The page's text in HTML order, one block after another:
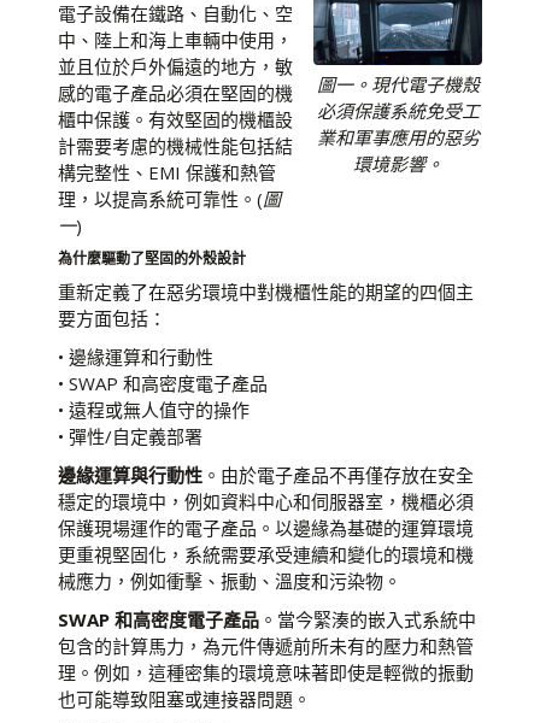
圖一。現代電子機殼
必須保護系統免受工
業和軍事應用的惡劣
環境影響。
電子設備在鐵路、自動化、空
中、陸上和海上車輛中使用，
並且位於戶外偏遠的地方，敏
感的電子產品必須在堅固的機
櫃中保護。有效堅固的機櫃設
計需要考慮的機械性能包括結
構完整性、EMI 保護和熱管
理，以提高系統可靠性。(圖
一)
為什麼驅動了堅固的外殼設計
重新定義了在惡劣環境中對機櫃性能的期望的四個主
要方面包括：
• 邊緣運算和行動性
• SWAP 和高密度電子產品
• 遠程或無人值守的操作
• 彈性/自定義部署
邊緣運算與行動性 。由於電子產品不再僅存放在安全
穩定的環境中，例如資料中心和伺服器室，機櫃必須
保護現場運作的電子產品。以邊緣為基礎的運算環境
更重視堅固化，系統需要承受連續和變化的環境和機
械應力，例如衝擊、振動、溫度和污染物。
SWAP 和高密度電子產品 。當今緊湊的嵌入式系統中
包含的計算馬力，為元件傳遞前所未有的壓力和熱管
理。例如，這種密集的環境意味著即使是輕微的振動
也可能導致阻塞或連接器問題。